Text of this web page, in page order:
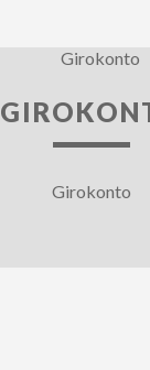
Girokonto